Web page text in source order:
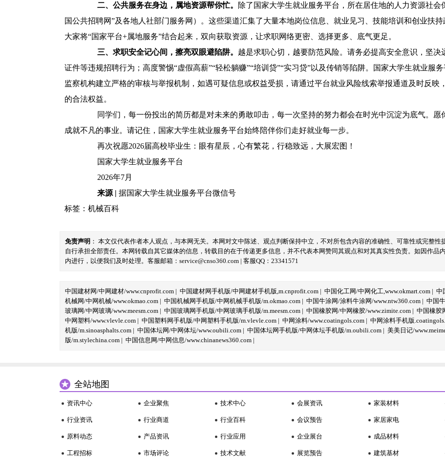
二、公共服务在身边，属地资源帮你忙。
除了国家大学生就业服务平台，所在居住地的人力资源社
国公共招聘网”及各地人社部门服务网）。这些渠道汇集了大量本地岗位信息、就业见习、技能培训和创业扶
大家将“国家平台+属地服务”结合起来，双向获取资源，让求职网络更密、选择更多、底气更足。
三、求职安全记心间，擦亮双眼避陷阱。 越是求职心切，越要防范风险。请务必提高安全意识，坚
证件等违规招聘行为；高度警惕“虚假高薪”“轻松躺赚”“培训贷”“实习贷”以及传销等陷阱。国家大学生就业服
监察机构建立严格的审核与举报机制，如遇可疑信息或权益受损，请通过平台就业风险线索举报通道及时反映
的合法权益。
同学们，每一份投出的简历都是对未来的勇敢叩击，每一次坚持的努力都会在时光中沉淀为底气。愿
成就不凡的事业。请记住，国家大学生就业服务平台始终陪伴你们走好就业每一步。
再次祝愿2026届高校毕业生：眼有星辰，心有繁花，行稳致远，大展宏图！
国家大学生就业服务平台
2026年7月
来源 | 据国家大学生就业服务平台微信号
标签： 机械百科
免责声明 ： 本文仅代表作者本人观点，与本网无关。本网对文中陈述、观点判断保持中立，不对所包含内容的准确性、可靠性或完整
自行承担全部责任。本网转载自其它媒体的信息，转载目的在于传递更多信息，并不代表本网赞同其观点和对其真实性负责。如因作品
内进行，以便我们及时处理。客服邮箱：service@cnso360.com | 客服QQ：23341571
中国建材网/中网建材/www.cnprofit.com | 中国建材网手机版/中网建材手机版,m.cnprofit.com | 中国化工网/中网化工,www.okmart.com | 中
机械网/中网机械/www.okmao.com | 中国机械网手机版/中网机械手机版/m.okmao.com | 中国牛涂网/涂料牛涂网/www.ntw360.com | 中国
玻璃网/中网玻璃/www.meesm.com | 中国玻璃网手机版/中网玻璃手机版/m.meesm.com | 中国橡胶网/中网橡胶/www.zimite.com | 中国橡胶
中网塑料/www.vlevle.com | 中国塑料网手机版/中网塑料手机版/m.vlevle.com | 中网涂料/www.coatingols.com | 中网涂料手机版
机版/m.sinoasphalts.com | 中国体坛网/中网体坛/www.oubili.com | 中国体坛网手机版/中网体坛手机版/m.oubili.com | 美美日记/
版/m.stylechina.com | 中国信息网/中网信息/www.chinanews360.com |
全站地图
资讯中心
行业资讯
原料动态
工程招标
企业聚焦
行业商道
产品资讯
市场评论
技术中心
行业百科
行业应用
技术文献
会展资讯
会议预告
企业展台
展览预告
家装材料
家居家电
成品材料
建筑基材